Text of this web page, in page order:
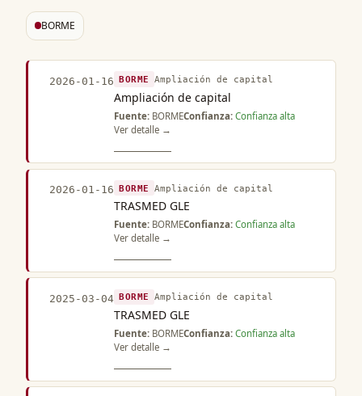
BORME
2026-01-16 BORME Ampliación de capital
Ampliación de capital
Fuente: BORMEConfianza: Confianza alta
Ver detalle →
2026-01-16 BORME Ampliación de capital
TRASMED GLE
Fuente: BORMEConfianza: Confianza alta
Ver detalle →
2025-03-04 BORME Ampliación de capital
TRASMED GLE
Fuente: BORMEConfianza: Confianza alta
Ver detalle →